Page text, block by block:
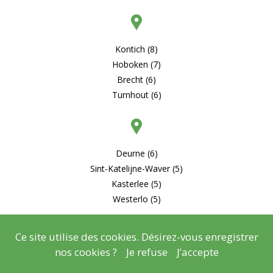
Kontich (8)
Hoboken (7)
Brecht (6)
Turnhout (6)
Deurne (6)
Sint-Katelijne-Waver (5)
Kasterlee (5)
Westerlo (5)
Ce site utilise des cookies. Désirez-vous enregistrer
nos cookies ?
Je refuse J’accepte